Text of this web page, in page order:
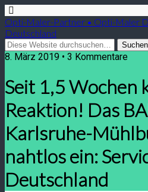
Opti-Maler-Partner • Opti-Maler
Deutschland
8. März 2019 • 3 Kommentare
Seit 1,5 Wochen
Reaktion! Das
Karlsruhe-
nahtlos ein:
Deutschland